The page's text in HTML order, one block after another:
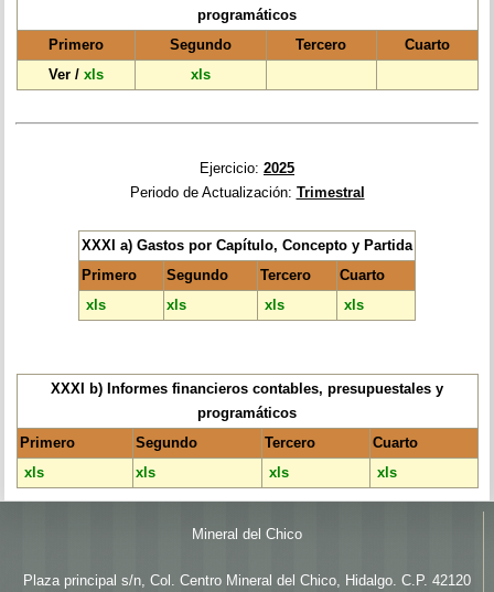
programáticos
Primero
Segundo Tercero
Cuarto
Ver/ xls xls
Ejercicio: 2025
Periodo de Actualización: Trimestral
XXXI a) Gastos por Capítulo, Concepto y Partida
Primero
Segundo Tercero
Cuarto
xls
xls xls xls
XXXI b) Informes financieros contables, presupuestales y
programáticos
Primero
Segundo Tercero
Cuarto
xls
xls xls xls
Mineral del Chico
Plaza principal s/n, Col. Centro Mineral del Chico, Hidalgo. C.P. 42120